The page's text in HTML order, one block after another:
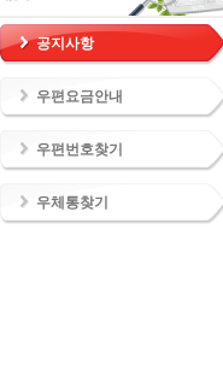
공지사항
우편요금안내
우편번호찾기
우체통찾기